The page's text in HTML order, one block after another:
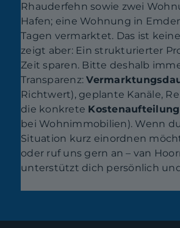
Rhauderfehn sowie zwei
Hafen; eine Wohnung in
Tagen vermarktet. Das ist
zeigt aber: Ein strukturierter
Zeit sparen. Bitte deshalb
Transparenz:
Richtwert), geplante Kanäle,
die konkrete Kostenaufteilung
bei Wohnimmobilien). Wenn
Situation kurz einordnen
oder ruf uns gern an – van
unterstützt dich persönlich